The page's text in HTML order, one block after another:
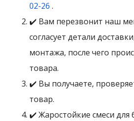
02-26 .
✔️ Вам перезвонит наш
согласует детали
монтажа, после чего
товара.
✔️ Вы получаете,
товар.
✔️ Жаростойкие смеси для